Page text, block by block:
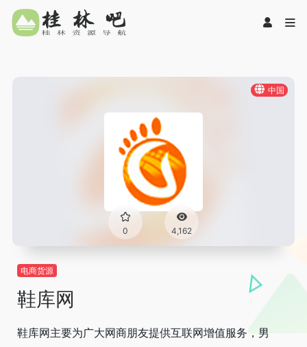
中国
0 4,162
电商货源
鞋库网
鞋库网主要为广大网商朋友提供互联网增值服务，男